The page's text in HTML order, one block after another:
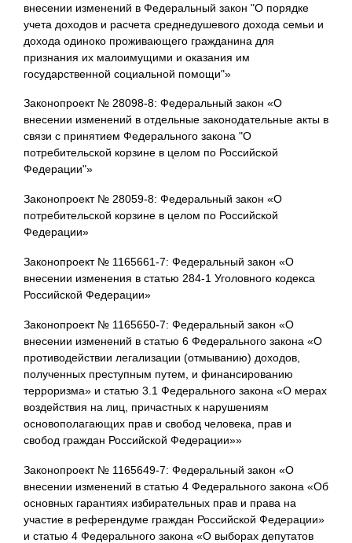
внесении изменений в Федеральный закон "О порядке
учета доходов и расчета среднедушевого дохода семьи и
дохода одиноко проживающего гражданина для
признания их малоимущими и оказания им
государственной социальной помощи"»
Законопроект № 28098-8: Федеральный закон «О
внесении изменений в отдельные законодательные акты в
связи с принятием Федерального закона "О
потребительской корзине в целом по Российской
Федерации"»
Законопроект № 28059-8: Федеральный закон «О
потребительской корзине в целом по Российской
Федерации»
Законопроект № 1165661-7: Федеральный закон «О
внесении изменения в статью 284-1 Уголовного кодекса
Российской Федерации»
Законопроект № 1165650-7: Федеральный закон «О
внесении изменений в статью 6 Федерального закона «О
противодействии легализации (отмыванию) доходов,
полученных преступным путем, и финансированию
терроризма» и статью 3.1 Федерального закона «О мерах
воздействия на лиц, причастных к нарушениям
основополагающих прав и свобод человека, прав и
свобод граждан Российской Федерации»»
Законопроект № 1165649-7: Федеральный закон «О
внесении изменений в статью 4 Федерального закона «Об
основных гарантиях избирательных прав и права на
участие в референдуме граждан Российской Федерации»
и статью 4 Федерального закона «О выборах депутатов